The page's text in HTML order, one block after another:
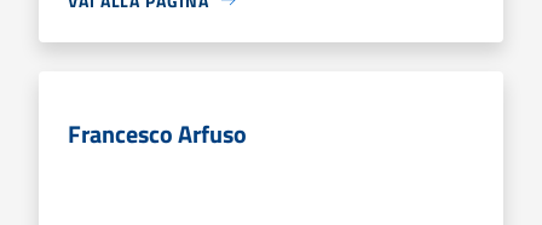
Francesco Arfuso